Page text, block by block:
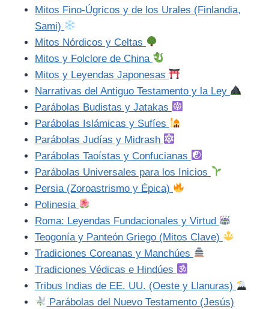
Mitos Fino-Úgricos y de los Urales (Finlandia,
Sami)
Mitos Nórdicos y Celtas
Mitos y Folclore de China
Mitos y Leyendas Japonesas
Narrativas del Antiguo Testamento y la Ley
Parábolas Budistas y Jatakas
Parábolas Islámicas y Sufíes
Parábolas Judías y Midrash
Parábolas Taoístas y Confucianas
Parábolas Universales para los Inicios
Persia (Zoroastrismo y Épica)
Polinesia
Roma: Leyendas Fundacionales y Virtud
Teogonía y Panteón Griego (Mitos Clave)
Tradiciones Coreanas y Manchúes
Tradiciones Védicas e Hindúes
Tribus Indias de EE. UU. (Oeste y Llanuras)
Parábolas del Nuevo Testamento (Jesús)